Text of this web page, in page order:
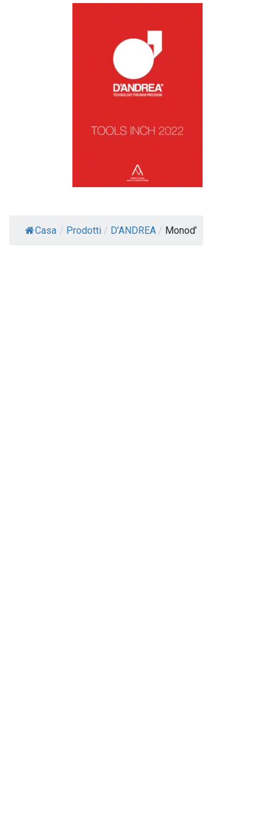
Casa / Prodotti / D’ANDREA / Monod’